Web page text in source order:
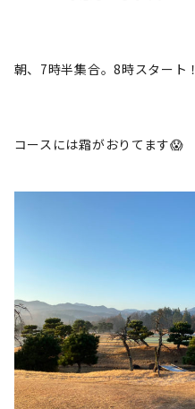
朝、7時半集合。8時スタート！
コースには霜がおりてます😱